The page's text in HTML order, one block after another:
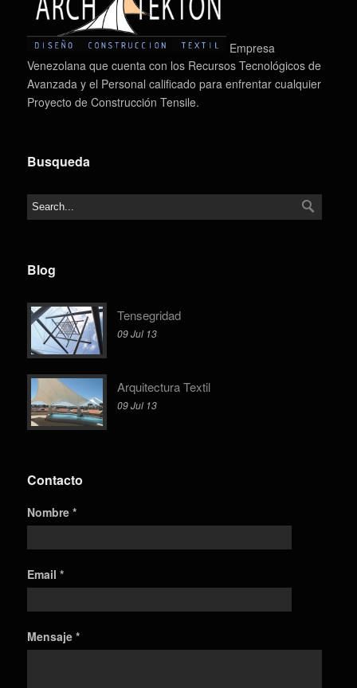
Empresa
Venezolana que cuenta con los Recursos Tecnológicos de
Avanzada y el Personal calificado para enfrentar cualquier
Proyecto de Construcción Tensile.
Busqueda
Blog
Tensegridad
09 Jul 13
Arquitectura Textil
09 Jul 13
Contacto
Nombre *
Email *
Mensaje *